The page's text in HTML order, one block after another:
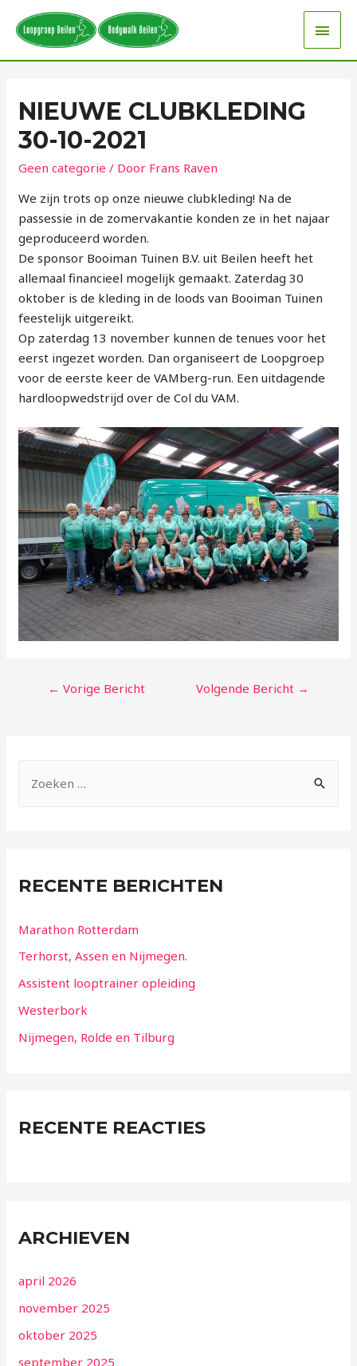
NIEUWE CLUBKLEDING
30-10-2021
Geen categorie / Door Frans Raven
We zijn trots op onze nieuwe clubkleding! Na de
passessie in de zomervakantie konden ze in het najaar
geproduceerd worden.
De sponsor Booiman Tuinen B.V. uit Beilen heeft het
allemaal financieel mogelijk gemaakt. Zaterdag 30
oktober is de kleding in de loods van Booiman Tuinen
feestelijk uitgereikt.
Op zaterdag 13 november kunnen de tenues voor het
eerst ingezet worden. Dan organiseert de Loopgroep
voor de eerste keer de VAMberg-run. Een uitdagende
hardloopwedstrijd over de Col du VAM.
← Vorige Bericht Volgende Bericht →
RECENTE BERICHTEN
Marathon Rotterdam
Terhorst, Assen en Nijmegen.
Assistent looptrainer opleiding
Westerbork
Nijmegen, Rolde en Tilburg
RECENTE REACTIES
ARCHIEVEN
april 2026
november 2025
oktober 2025
september 2025